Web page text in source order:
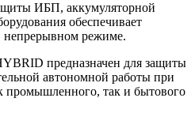
ИБП, аккумуляторной
обеспечивает
непрерывном режиме.
предназначен для защиты
автономной работы при
промышленного, так и бытового